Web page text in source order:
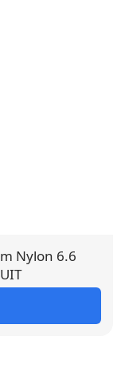
Nylon 6.6